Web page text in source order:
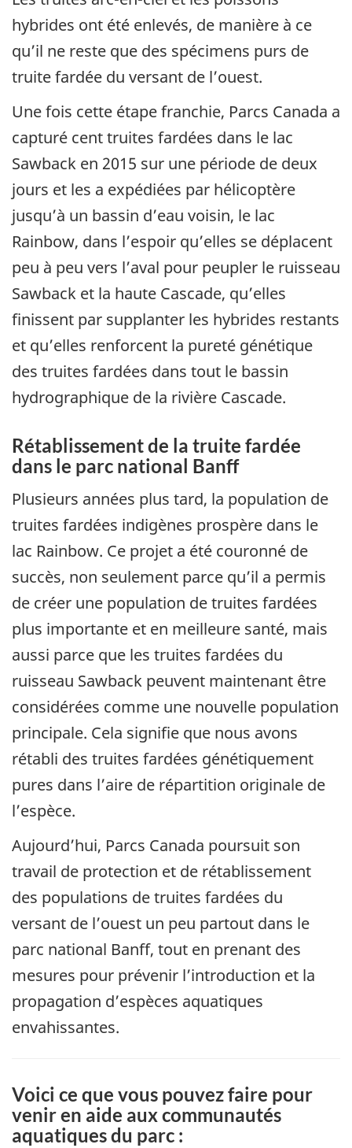
hybrides ont été enlevés, de manière à ce
qu’il ne reste que des spécimens purs de
truite fardée du versant de l’ouest.
Une fois cette étape franchie, Parcs Canada a
capturé cent truites fardées dans le lac
Sawback en 2015 sur une période de deux
jours et les a expédiées par hélicoptère
jusqu’à un bassin d’eau voisin, le lac
Rainbow, dans l’espoir qu’elles se déplacent
peu à peu vers l’aval pour peupler le ruisseau
Sawback et la haute Cascade, qu’elles
finissent par supplanter les hybrides restants
et qu’elles renforcent la pureté génétique
des truites fardées dans tout le bassin
hydrographique de la rivière Cascade.
Rétablissement de la truite fardée
dans le parc national Banff
Plusieurs années plus tard, la population de
truites fardées indigènes prospère dans le
lac Rainbow. Ce projet a été couronné de
succès, non seulement parce qu’il a permis
de créer une population de truites fardées
plus importante et en meilleure santé, mais
aussi parce que les truites fardées du
ruisseau Sawback peuvent maintenant être
considérées comme une nouvelle population
principale. Cela signifie que nous avons
rétabli des truites fardées génétiquement
pures dans l’aire de répartition originale de
l’espèce.
Aujourd’hui, Parcs Canada poursuit son
travail de protection et de rétablissement
des populations de truites fardées du
versant de l’ouest un peu partout dans le
parc national Banff, tout en prenant des
mesures pour prévenir l’introduction et la
propagation d’espèces aquatiques
envahissantes.
Voici ce que vous pouvez faire pour
venir en aide aux communautés
aquatiques du parc :